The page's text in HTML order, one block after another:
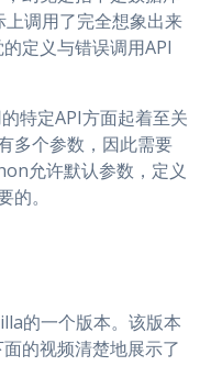
调用了完全想象出来
定义与错误调用API
特定API方面起着至关
多个参数，因此需要
允许默认参数，定义
。
的一个版本。该版本
的视频清楚地展示了